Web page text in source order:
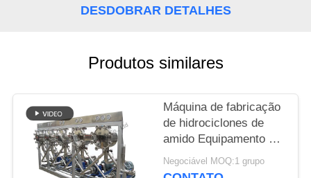
NOTÍCIAS
SOLICITE UM
MAPA
SITE
DESDOBRAR DETALHES
Produtos similares
Máquina de fabricação
de hidrociclones de
amido Equipamento de
separador de
desidratadores
Negociável MOQ:1 grupo